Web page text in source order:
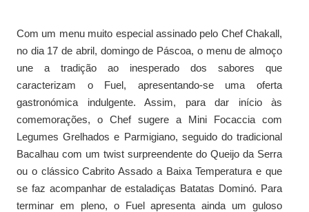
Com um menu muito especial assinado pelo Chef Chakall,
no dia 17 de abril, domingo de Páscoa, o menu de almoço
une a tradição ao inesperado dos sabores que
caracterizam o Fuel, apresentando-se uma oferta
gastronómica indulgente. Assim, para dar início às
comemorações, o Chef sugere a Mini Focaccia com
Legumes Grelhados e Parmigiano, seguido do tradicional
Bacalhau com um twist surpreendente do Queijo da Serra
ou o clássico Cabrito Assado a Baixa Temperatura e que
se faz acompanhar de estaladiças Batatas Dominó. Para
terminar em pleno, o Fuel apresenta ainda um guloso